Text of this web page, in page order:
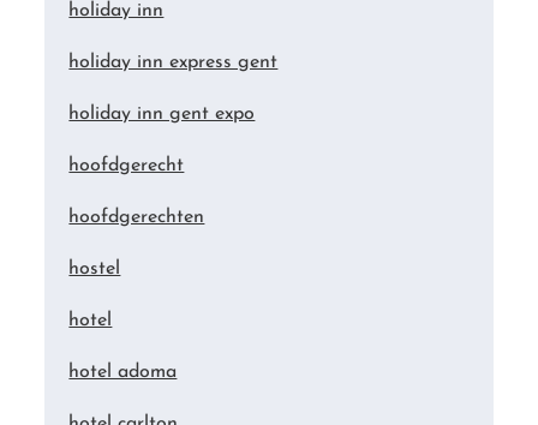
holiday inn
holiday inn express gent
holiday inn gent expo
hoofdgerecht
hoofdgerechten
hostel
hotel
hotel adoma